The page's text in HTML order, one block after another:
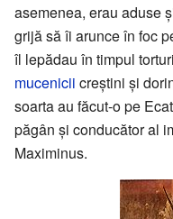
asemenea, erau aduse
grijă să îi arunce în foc
îl lepădau în timpul
mucenicii creștini și
soarta au făcut-o pe
păgân și conducător al
Maximinus.